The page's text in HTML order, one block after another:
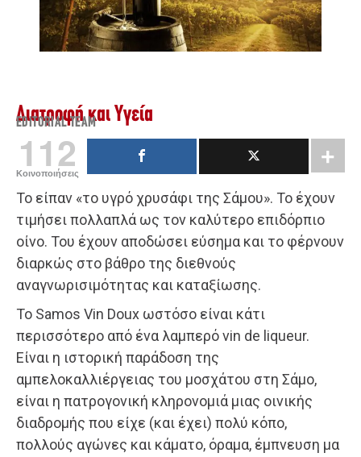
Διατροφή και Υγεία
EDITORIAL TEAM
112
Κοινοποιήσεις
To είπαν «το υγρό χρυσάφι της Σάμου». Το έχουν
τιμήσει πολλαπλά ως τον καλύτερο επιδόρπιο
οίνο. Του έχουν αποδώσει εύσημα και το φέρνουν
διαρκώς στο βάθρο της διεθνούς
αναγνωρισιμότητας και καταξίωσης.
Το Samos Vin Doux ωστόσο είναι κάτι
περισσότερο από ένα λαμπερό vin de liqueur.
Είναι η ιστορική παράδοση της
αμπελοκαλλιέργειας του μοσχάτου στη Σάμο,
είναι η πατρογονική κληρονομιά μιας οινικής
διαδρομής που είχε (και έχει) πολύ κόπο,
πολλούς αγώνες και κάματο, όραμα, έμπνευση μα